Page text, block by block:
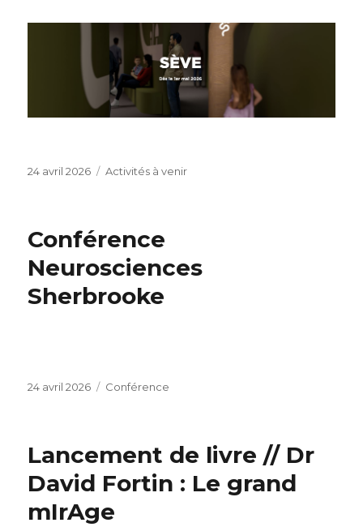
Publié
24 avril 2026 Catégories
Activités à venir
Conférence
Neurosciences
Sherbrooke
Publié
24 avril 2026 Catégories
Conférence
Lancement de livre // Dr
David Fortin : Le grand
mIrAge